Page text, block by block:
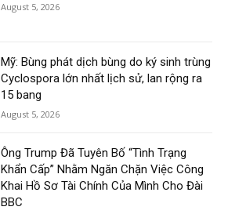
August 5, 2026
Mỹ: Bùng phát dịch bùng do ký sinh trùng
Cyclospora lớn nhất lịch sử, lan rộng ra
15 bang
August 5, 2026
Ông Trump Đã Tuyên Bố “Tình Trạng
Khẩn Cấp” Nhằm Ngăn Chặn Việc Công
Khai Hồ Sơ Tài Chính Của Mình Cho Đài
BBC